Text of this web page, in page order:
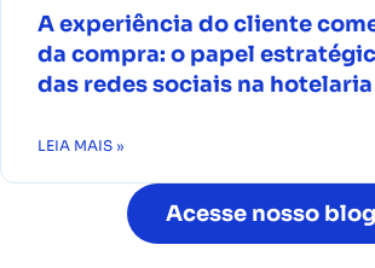
A experiência do cliente
da compra: o papel
das redes sociais na hotelaria
LEIA MAIS »
Acesse nosso blog